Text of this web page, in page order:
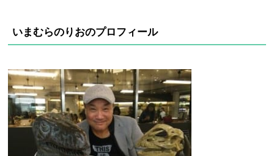
いまむらのりおのプロフィール